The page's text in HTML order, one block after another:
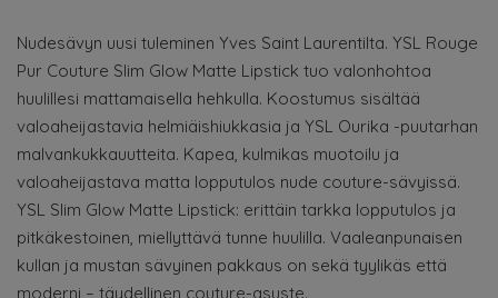
Nudesävyn uusi tuleminen Yves Saint Laurentilta. YSL Rouge
Pur Couture Slim Glow Matte Lipstick tuo valonhohtoa
huulillesi mattamaisella hehkulla. Koostumus sisältää
valoaheijastavia helmiäishiukkasia ja YSL Ourika -puutarhan
malvankukkauutteita. Kapea, kulmikas muotoilu ja
valoaheijastava matta lopputulos nude couture-sävyissä.
YSL Slim Glow Matte Lipstick: erittäin tarkka lopputulos ja
pitkäkestoinen, miellyttävä tunne huulilla. Vaaleanpunaisen
kullan ja mustan sävyinen pakkaus on sekä tyylikäs että
moderni – täydellinen couture-asuste.